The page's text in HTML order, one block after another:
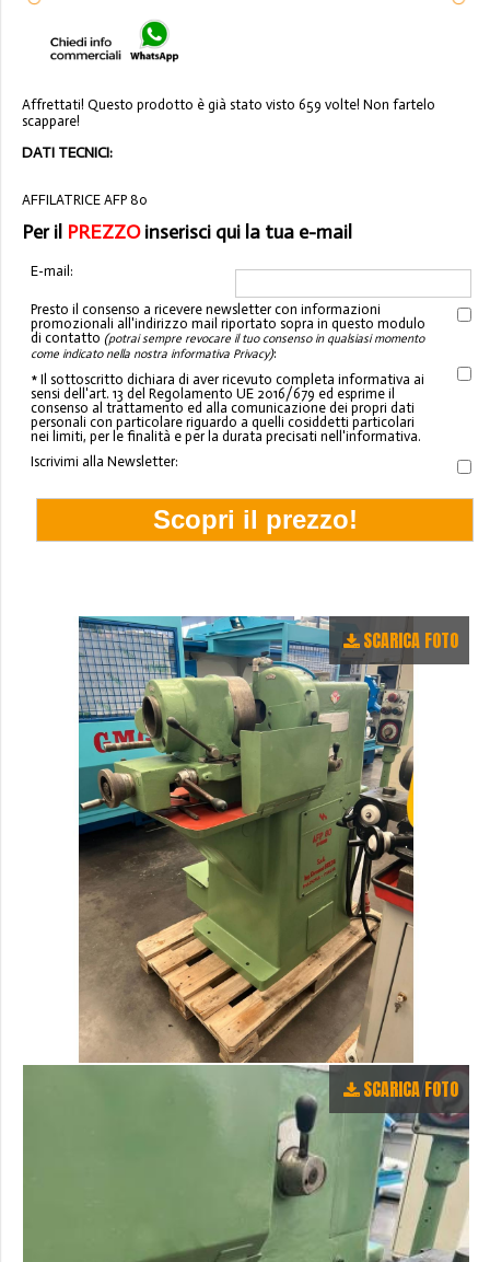
Affrettati! Questo prodotto è già stato visto 659 volte! Non fartelo
scappare!
DATI TECNICI:
AFFILATRICE AFP 80
Per il PREZZOinserisci qui la tua e-mail
E-mail:
Presto il consenso a ricevere newsletter con informazioni
promozionali all'indirizzo mail riportato sopra in questo modulo
di contatto (potrai sempre revocare il tuo consenso in qualsiasi momento
come indicato nella nostra informativa Privacy):
* Il sottoscritto dichiara di aver ricevuto completa informativa ai
sensi dell'art. 13 del Regolamento UE 2016/679 ed esprime il
consenso al trattamento ed alla comunicazione dei propri dati
personali con particolare riguardo a quelli cosiddetti particolari
nei limiti, per le finalità e per la durata precisati nell'informativa.
Iscrivimi alla Newsletter:
SCARICA FOTO
SCARICA FOTO